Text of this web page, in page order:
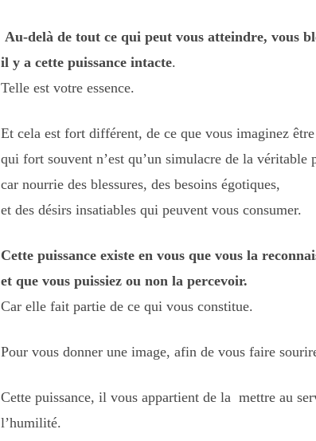
Au-delà de tout ce qui peut vous atteindre, vous
il y a cette puissance intacte.
Telle est votre essence.
Et cela est fort différent, de ce que vous imaginez être
qui fort souvent n’est qu’un simulacre de la véritable
car nourrie des blessures, des besoins égotiques,
et des désirs insatiables qui peuvent vous consumer.
Cette puissance existe en vous que vous la
et que vous puissiez ou non la percevoir.
Car elle fait partie de ce qui vous constitue.
Pour vous donner une image, afin de vous faire
Cette puissance, il vous appartient de la mettre au
l’humilité.